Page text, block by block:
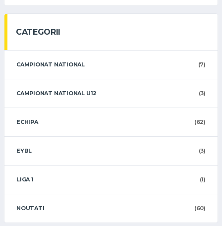
CATEGORII
CAMPIONAT NATIONAL (7)
CAMPIONAT NATIONAL U12 (3)
ECHIPA (62)
EYBL (3)
LIGA 1 (1)
NOUTATI (60)